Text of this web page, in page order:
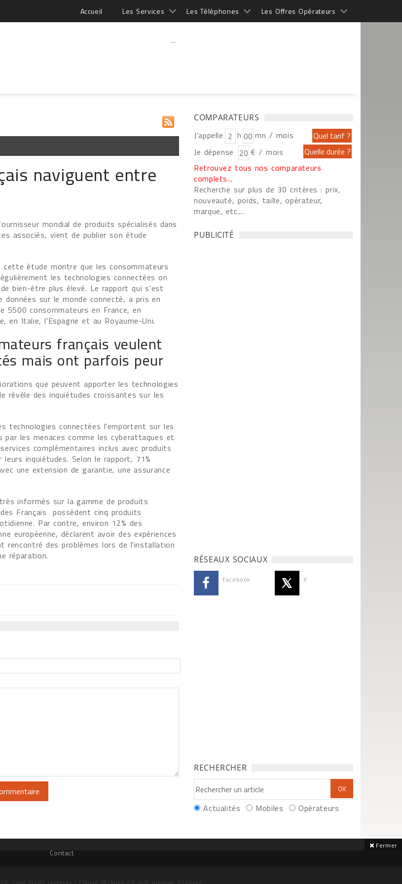
Accueil Les Services Les Téléphones Les Offres Opérateurs
...
naviguent entre
mondial de produits spécialisés dans
associés, vient de publier son étude
cette étude montre que les consommateurs
les technologies connectées on
bien-être plus élevé. Le rapport qui s'est
données sur le monde connecté, a pris en
5500 consommateurs en France, en
en Italie, l'Espagne et au Royaume-Uni.
français veulent
mais ont parfois peur
que peuvent apporter les technologies
révèle des inquiétudes croissantes sur les
technologies connectées l'emportent sur les
les menaces comme les cyberattaques et
complémentaires inclus avec produits
inquiétudes. Selon le rapport, 71%
une extension de garantie, une assurance
informés sur la gamme de produits
Français possèdent cinq produits
Par contre, environ 12% des
européenne, déclarent avoir des expériences
rencontré des problèmes lors de l'installation
réparation.
COMPARATEURS
J'appelle h
mn / mois
Je dépense
€ / mois
Retrouvez tous nos comparateurs
complets...
Recherche sur plus de 30 critères : prix,
nouveauté, poids, taille, opérateur,
marque, etc....
PUBLICITÉ
RÉSEAUX SOCIAUX
Facebook X
RECHERCHER
Actualités Mobiles Opérateurs
Contact
Tous droits réservés | France Mobiles est une marque déposée.
Fermer